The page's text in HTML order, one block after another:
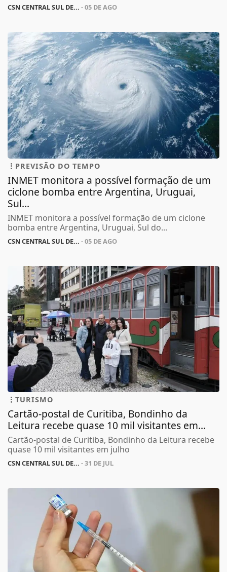
CSN CENTRAL SUL DE... - 05 DE AGO
PREVISÃO DO TEMPO
INMET monitora a possível formação de um
ciclone bomba entre Argentina, Uruguai,
Sul...
INMET monitora a possível formação de um ciclone
bomba entre Argentina, Uruguai, Sul do...
CSN CENTRAL SUL DE... - 05 DE AGO
TURISMO
Cartão-postal de Curitiba, Bondinho da
Leitura recebe quase 10 mil visitantes em...
Cartão-postal de Curitiba, Bondinho da Leitura recebe
quase 10 mil visitantes em julho
CSN CENTRAL SUL DE... - 31 DE JUL